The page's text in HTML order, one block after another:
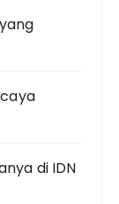
di IDN